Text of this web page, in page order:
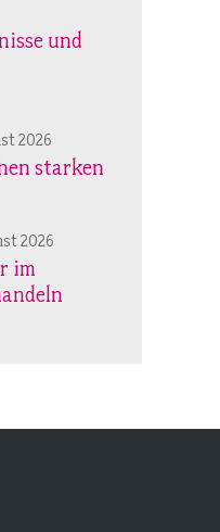
und
2026
starken
2026
im